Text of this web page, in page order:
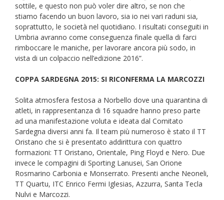
sottile, e questo non può voler dire altro, se non che
stiamo facendo un buon lavoro, sia io nei vari raduni sia,
soprattutto, le società nel quotidiano. I risultati conseguiti in
Umbria avranno come conseguenza finale quella di farci
rimboccare le maniche, per lavorare ancora più sodo, in
vista di un colpaccio nell’edizione 2016”.
COPPA SARDEGNA 2015: SI RICONFERMA LA MARCOZZI
Solita atmosfera festosa a Norbello dove una quarantina di
atleti, in rappresentanza di 16 squadre hanno preso parte
ad una manifestazione voluta e ideata dal Comitato
Sardegna diversi anni fa. Il team più numeroso è stato il TT
Oristano che si è presentato addirittura con quattro
formazioni: TT Oristano, Orientale, Ping Floyd e Nero. Due
invece le compagini di Sporting Lanusei, San Orione
Rosmarino Carbonia e Monserrato. Presenti anche Neoneli,
TT Quartu, ITC Enrico Fermi Iglesias, Azzurra, Santa Tecla
Nulvi e Marcozzi.